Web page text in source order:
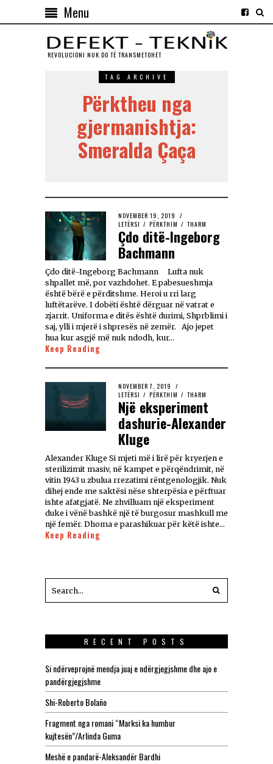
Menu
REVOLUCIONI NUK DO TЁ TRANSMETOHET
TAG ARCHIVE
Përktheu nga
gjermanishtja:
Smeralda Çaça
NOVEMBER 19, 2019
LETËRSI / PËRKTHIM / THARM
Çdo ditë-Ingeborg
Bachmann
Çdo ditë-Ingeborg Bachmann Lufta nuk
shpallet më, por vazhdohet. E pabesueshmja
është bërë e përditshme. Heroi u rri larg
luftëtarëve. I dobëti është dërguar në vatrat e
zjarrit. Uniforma e ditës është durimi, Shprblimi i
saj, ylli i mjerë i shpresës në zemër. Ajo jepet
hua kur asgjë më nuk ndodh, kur…
Keep Reading
NOVEMBER 7, 2019
LETËRSI / PËRKTHIM / THARM
Një eksperiment
dashurie-Alexander
Kluge
Alexander Kluge Si mjeti më i lirë për kryerjen e
sterilizimit masiv, në kampet e përqëndrimit, në
vitin 1943 u zbulua rrezatimi rëntgenologjik. Nuk
dihej ende me saktësi nëse shterpësia e përftuar
ishte afatgjatë. Ne zhvilluam një eksperiment
duke i vënë bashkë një të burgosur mashkull me
një femër. Dhoma e parashikuar për këtë ishte…
Keep Reading
RECENT POSTS
Si ndërveprojnë mendja juaj e ndërgjegjshme dhe ajo e
pandërgjegjshme
Shi-Roberto Bolaño
Fragment nga romani “Marksi ka humbur
kujtesën”/Arlinda Guma
Meshë e pandarë-Aleksandër Bardhi